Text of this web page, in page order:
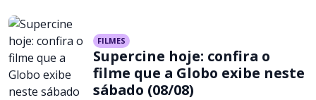
FILMES
Supercine hoje: confira o
filme que a Globo exibe neste
sábado (08/08)